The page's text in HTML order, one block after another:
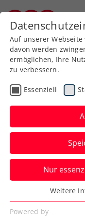
Zurück zur
Turniere
Generali
Ruud
absagen
Die Nummer
Tirol, am
kann heuer
Auf unserer Webseite
davon werden
ermöglichen, Ihre
zu verbessern.
Essenziell
Nur
Essenziell
Essenzielle Cookies
Weitere
Powered by